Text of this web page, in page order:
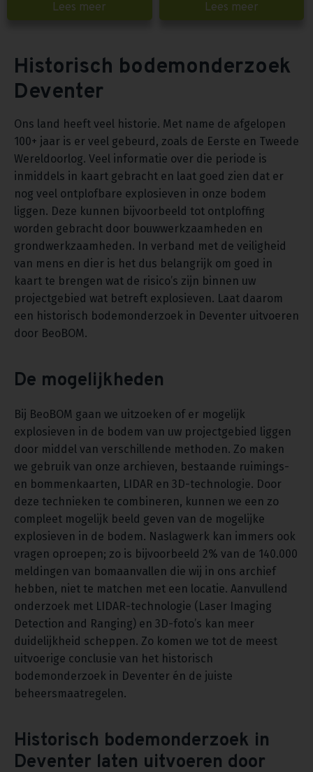
Lees meer Lees meer
Historisch bodemonderzoek
Deventer
Ons land heeft veel historie. Met name de afgelopen
100+ jaar is er veel gebeurd, zoals de Eerste en Tweede
Wereldoorlog. Veel informatie over die periode is
inmiddels in kaart gebracht en laat goed zien dat er
nog veel ontplofbare explosieven in onze bodem
liggen. Deze kunnen bijvoorbeeld tot ontploffing
worden gebracht door bouwwerkzaamheden en
grondwerkzaamheden. In verband met de veiligheid
van mens en dier is het dus belangrijk om goed in
kaart te brengen wat de risico’s zijn binnen uw
projectgebied wat betreft explosieven. Laat daarom
een historisch bodemonderzoek in Deventer uitvoeren
door BeoBOM.
De mogelijkheden
Bij BeoBOM gaan we uitzoeken of er mogelijk
explosieven in de bodem van uw projectgebied liggen
door middel van verschillende methoden. Zo maken
we gebruik van onze archieven, bestaande ruimings-
en bommenkaarten, LIDAR en 3D-technologie. Door
deze technieken te combineren, kunnen we een zo
compleet mogelijk beeld geven van de mogelijke
explosieven in de bodem. Naslagwerk kan immers ook
vragen oproepen; zo is bijvoorbeeld 2% van de 140.000
meldingen van bomaanvallen die wij in ons archief
hebben, niet te matchen met een locatie. Aanvullend
onderzoek met LIDAR-technologie (Laser Imaging
Detection and Ranging) en 3D-foto’s kan meer
duidelijkheid scheppen. Zo komen we tot de meest
uitvoerige conclusie van het historisch
bodemonderzoek in Deventer én de juiste
beheersmaatregelen.
Historisch bodemonderzoek in
Deventer laten uitvoeren door